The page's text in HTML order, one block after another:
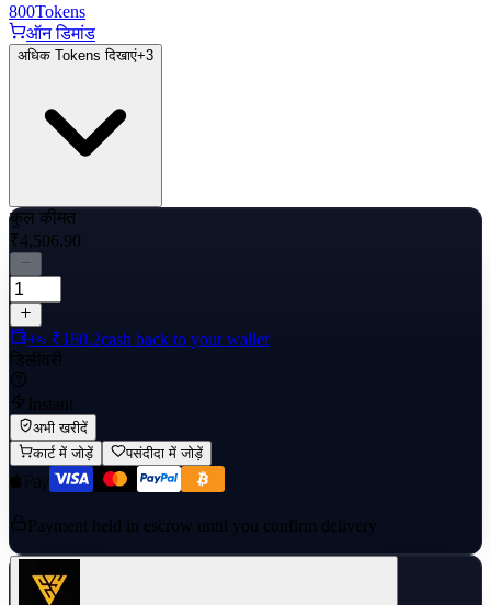
800Tokens
ऑन डिमांड
अधिक Tokens दिखाएं+3
कुल कीमत
₹4,506.90
+≈ ₹180.2cash back to your wallet
डिलीवरी
Instant
अभी खरीदें
कार्ट में जोड़ें
पसंदीदा में जोड़ें
Payment held in escrow until you confirm delivery